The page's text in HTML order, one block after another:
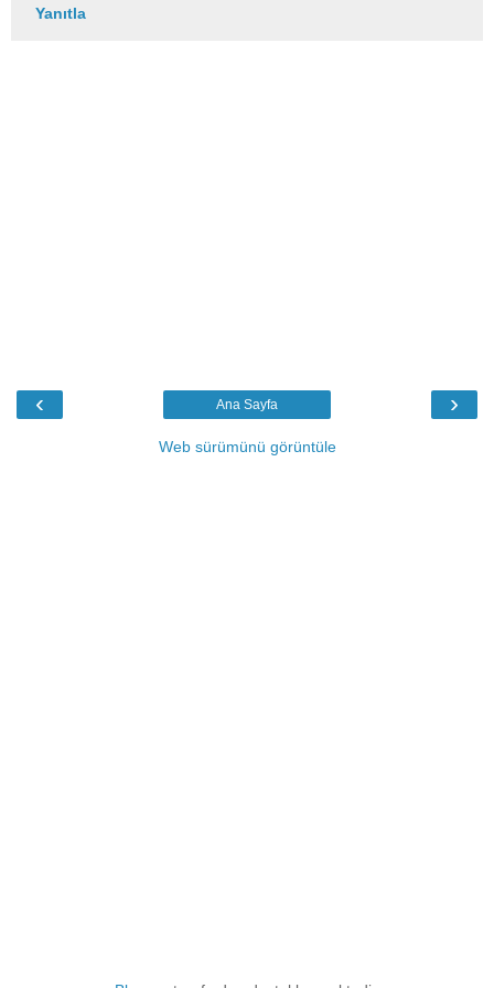
Yanıtla
‹ ›
Ana Sayfa
Web sürümünü görüntüle